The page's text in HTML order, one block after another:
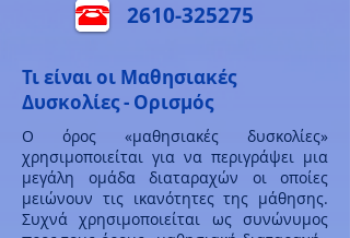
2610-325275
Τι είναι οι Μαθησιακές
Δυσκολίες - Ορισμός
Ο όρος «μαθησιακές δυσκολίες»
χρησιμοποιείται για να περιγράψει μια
μεγάλη ομάδα διαταραχών οι οποίες
μειώνουν τις ικανότητες της μάθησης.
Συχνά χρησιμοποιείται ως συνώνυμος